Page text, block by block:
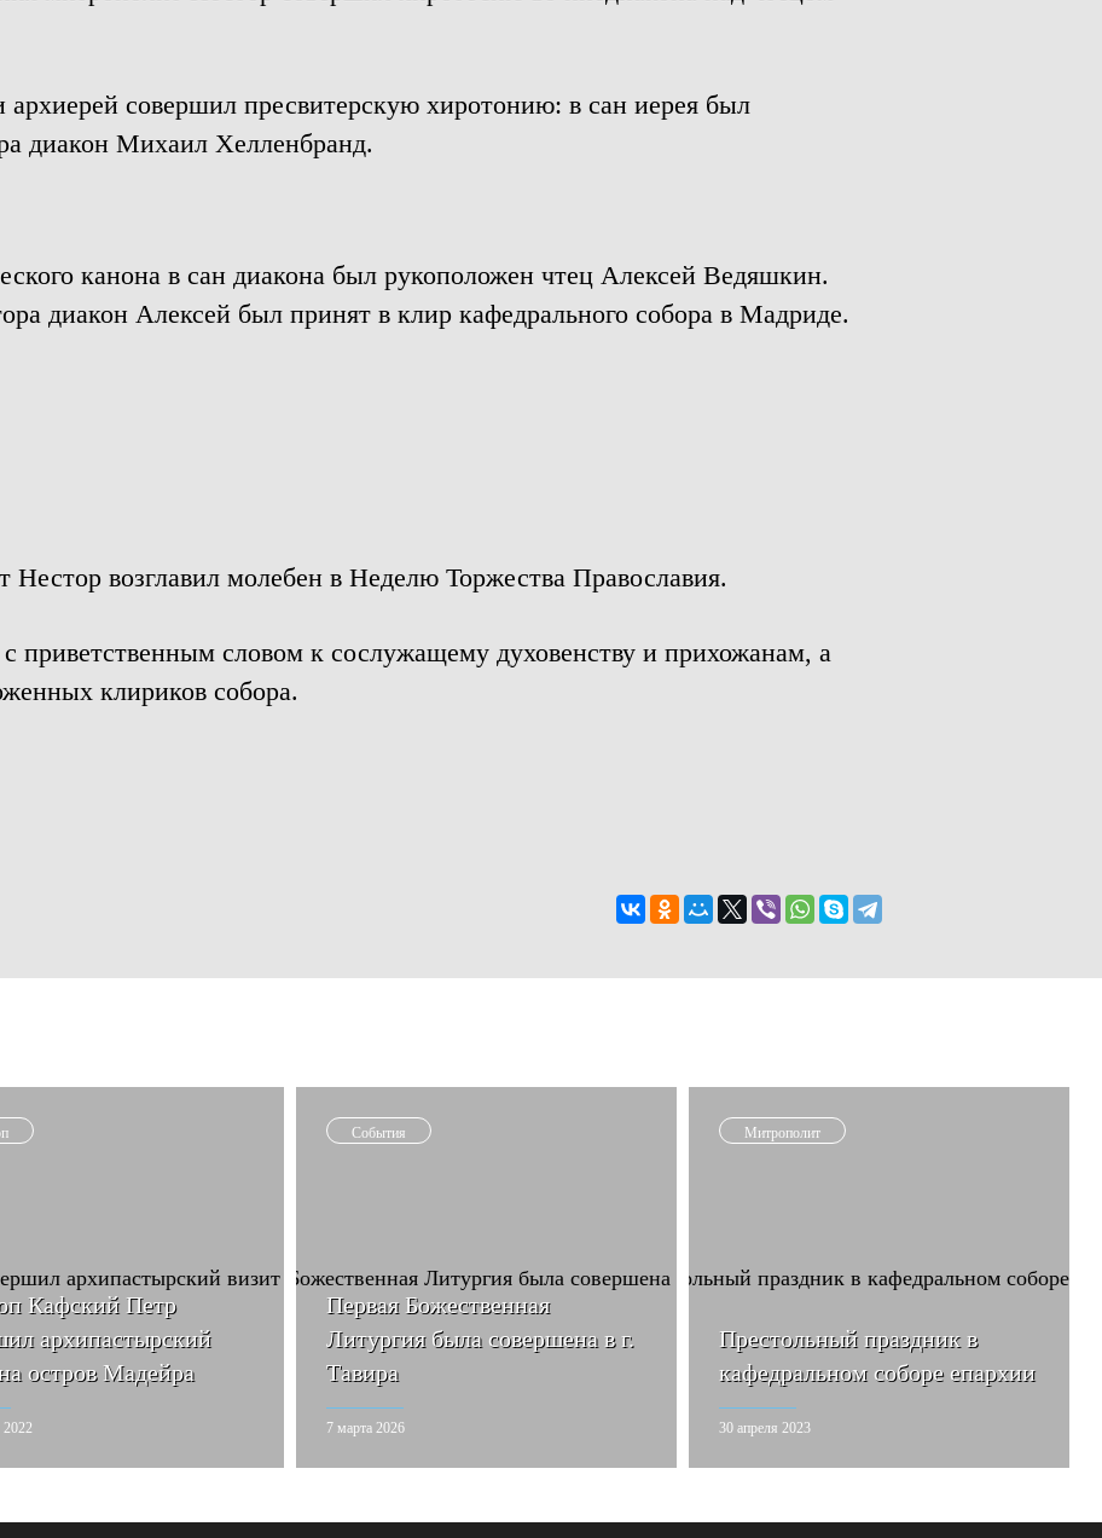
совершил пресвитерскую хиротонию: в сан иерея был
диакон Михаил Хелленбранд.
канона в сан диакона был рукоположен чтец Алексей Ведяшкин.
диакон Алексей был принят в клир кафедрального собора в Мадриде.
Нестор возглавил молебен в Неделю Торжества Православия.
с приветственным словом к сослужащему духовенству и прихожанам, а
клириков собора.
Кафский Петр
архипастырский
остров Мадейра
2022
События
Первая Божественная
Литургия была совершена в г.
Тавира
7 марта 2026
Митрополит
Престольный праздник в
кафедральном соборе епархии
30 апреля 2023